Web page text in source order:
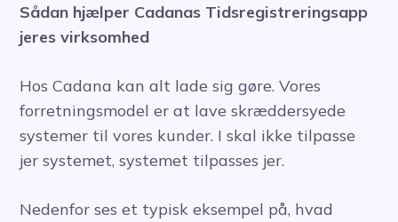
Sådan hjælper Cadanas Tidsregistreringsapp
jeres virksomhed
Hos Cadana kan alt lade sig gøre. Vores
forretningsmodel er at lave skræddersyede
systemer til vores kunder. I skal ikke tilpasse
jer systemet, systemet tilpasses jer.
Nedenfor ses et typisk eksempel på, hvad